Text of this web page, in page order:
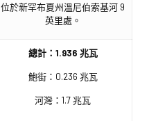
位於新罕布夏州溫尼伯索基河 9
英里處。
總計：1.936 兆瓦
鮑街：0.236 兆瓦
河灣：1.7 兆瓦